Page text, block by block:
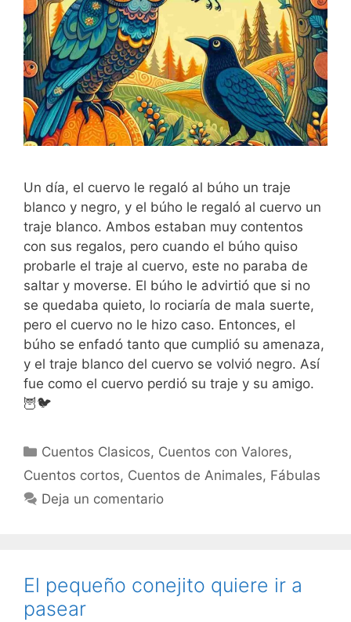
Un día, el cuervo le regaló al búho un traje
blanco y negro, y el búho le regaló al cuervo un
traje blanco. Ambos estaban muy contentos
con sus regalos, pero cuando el búho quiso
probarle el traje al cuervo, este no paraba de
saltar y moverse. El búho le advirtió que si no
se quedaba quieto, lo rociaría de mala suerte,
pero el cuervo no le hizo caso. Entonces, el
búho se enfadó tanto que cumplió su amenaza,
y el traje blanco del cuervo se volvió negro. Así
fue como el cuervo perdió su traje y su amigo.
🦉🐦
Categorías
Cuentos Clasicos, Cuentos con Valores,
Cuentos cortos, Cuentos de Animales, Fábulas
Deja un comentario
El pequeño conejito quiere ir a
pasear